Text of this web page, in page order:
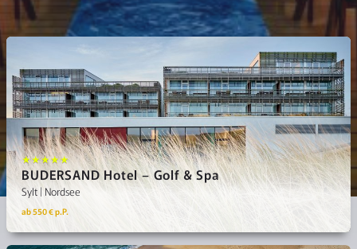
★★★★★
BUDERSAND Hotel – Golf & Spa
Sylt | Nordsee
ab 550 € p.P.